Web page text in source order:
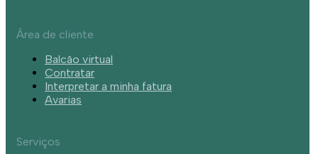
Área de cliente
Balcão virtual
Contratar
Interpretar a minha fatura
Avarias
Serviços